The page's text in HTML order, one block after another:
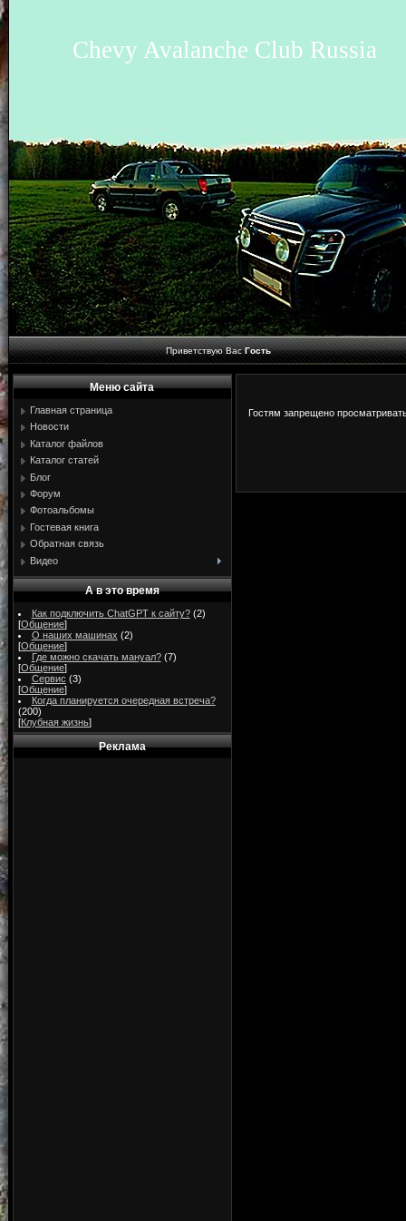
Chevy Avalanche Club Russia
Приветствую Вас Гость
Меню сайта
Главная страница
Новости
Каталог файлов
Каталог статей
Блог
Форум
Фотоальбомы
Гостевая книга
Обратная связь
Видео
А в это время
Как подключить ChatGPT к сайту? (2)
[Общение]
О наших машинах (2)
[Общение]
Где можно скачать мануал? (7)
[Общение]
Сервис (3)
[Общение]
Когда планируется очередная встреча?
(200)
[Клубная жизнь]
Реклама
Гостям запрещено